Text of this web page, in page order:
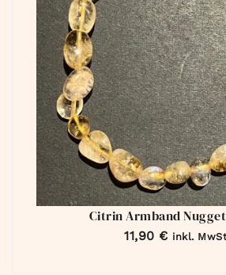
Citrin Armband
11,90 € inkl.